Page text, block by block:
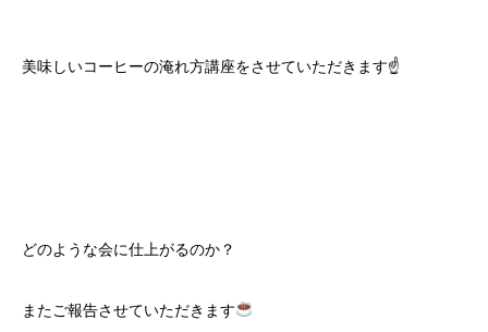
美味しいコーヒーの淹れ方講座をさせていただきます☝️
どのような会に仕上がるのか？
またご報告させていただきます